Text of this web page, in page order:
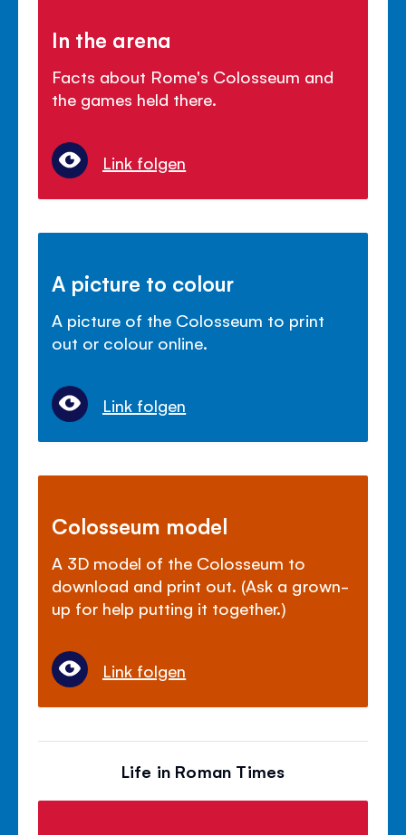
In the arena
Facts about Rome's Colosseum and
the games held there.
Link folgen
A picture to colour
A picture of the Colosseum to print
out or colour online.
Link folgen
Colosseum model
A 3D model of the Colosseum to
download and print out. (Ask a grown-
up for help putting it together.)
Link folgen
Life in Roman Times